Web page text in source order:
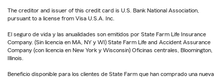
The creditor and issuer of this credit card is U.S. Bank National Association,
pursuant to a license from Visa U.S.A. Inc.
El seguro de vida y las anualidades son emitidos por State Farm Life Insurance
Company. (Sin licencia en MA, NY y WI) State Farm Life and Accident Assurance
Company (con licencia en New York y Wisconsin) Oficinas centrales, Bloomington,
Illinois.
Beneficio disponible para los clientes de State Farm que han comprado una nueva